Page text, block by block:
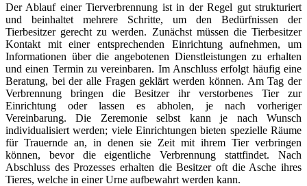
Der Ablauf einer Tierverbrennung ist in der Regel gut strukturiert
und beinhaltet mehrere Schritte, um den Bedürfnissen der
Tierbesitzer gerecht zu werden. Zunächst müssen die Tierbesitzer
Kontakt mit einer entsprechenden Einrichtung aufnehmen, um
Informationen über die angebotenen Dienstleistungen zu erhalten
und einen Termin zu vereinbaren. Im Anschluss erfolgt häufig eine
Beratung, bei der alle Fragen geklärt werden können. Am Tag der
Verbrennung bringen die Besitzer ihr verstorbenes Tier zur
Einrichtung oder lassen es abholen, je nach vorheriger
Vereinbarung. Die Zeremonie selbst kann je nach Wunsch
individualisiert werden; viele Einrichtungen bieten spezielle Räume
für Trauernde an, in denen sie Zeit mit ihrem Tier verbringen
können, bevor die eigentliche Verbrennung stattfindet. Nach
Abschluss des Prozesses erhalten die Besitzer oft die Asche ihres
Tieres, welche in einer Urne aufbewahrt werden kann.